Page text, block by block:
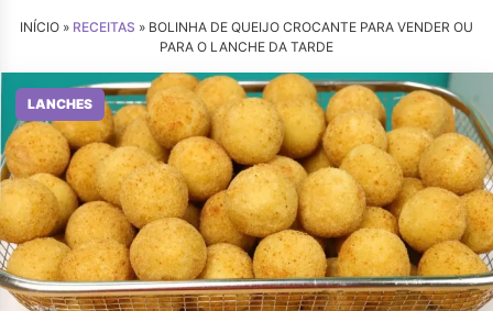
INÍCIO » RECEITAS » BOLINHA DE QUEIJO CROCANTE PARA VENDER OU
PARA O LANCHE DA TARDE
LANCHES